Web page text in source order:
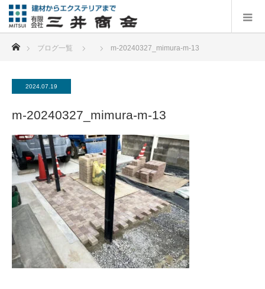
ブログ一覧 m-20240327_mimura-m-13
2024.07.19
m-20240327_mimura-m-13